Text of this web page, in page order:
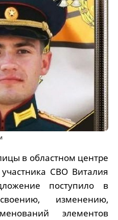
в областном центре
СВО Виталия
поступило в
изменению,
элементов